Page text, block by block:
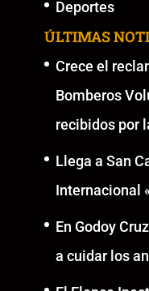
Deportes
ÚLTIMAS
Crece el
Bomberos
recibidos por
Llega a San
Internacional
En Godoy
a cuidar los